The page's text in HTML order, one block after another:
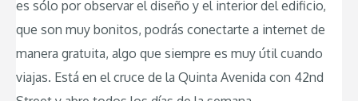
es sólo por observar el diseño y el interior del edificio,
que son muy bonitos, podrás conectarte a internet de
manera gratuita, algo que siempre es muy útil cuando
viajas. Está en el cruce de la Quinta Avenida con 42nd